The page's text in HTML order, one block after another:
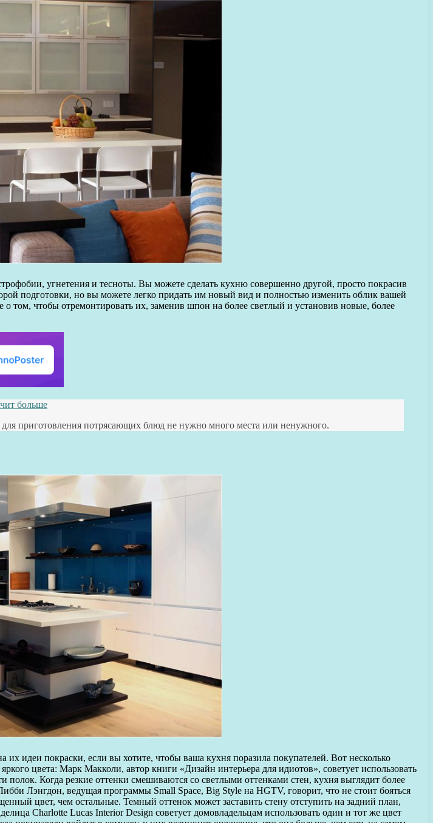
угнетения и тесноты. Вы можете сделать кухню совершенно другой, просто покрасив
подготовки, но вы можете легко придать им новый вид и полностью изменить облик вашей
том, чтобы отремонтировать их, заменив шпон на более светлый и установив новые, более
больше
приготовления потрясающих блюд не нужно много места или ненужного.
идеи покраски, если вы хотите, чтобы ваша кухня поразила покупателей. Вот несколько
цвета: Марк Макколи, автор книги «Дизайн интерьера для идиотов», советует использовать
Когда резкие оттенки смешиваются со светлыми оттенками стен, кухня выглядит более
Лэнгдон, ведущая программы Small Space, Big Style на HGTV, говорит, что не стоит бояться
цвет, чем остальные. Темный оттенок может заставить стену отступить на задний план,
Charlotte Lucas Interior Design советует домовладельцам использовать один и тот же цвет